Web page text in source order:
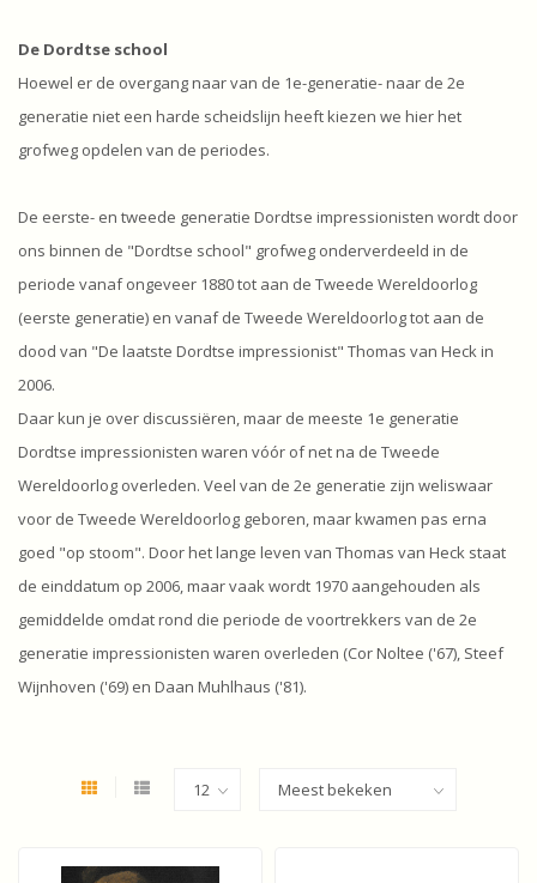
De Dordtse school
Hoewel er de overgang naar van de 1e-generatie- naar de 2e
generatie niet een harde scheidslijn heeft kiezen we hier het
grofweg opdelen van de periodes.
De eerste- en tweede generatie Dordtse impressionisten wordt door
ons binnen de "Dordtse school" grofweg onderverdeeld in de
periode vanaf ongeveer 1880 tot aan de Tweede Wereldoorlog
(eerste generatie) en vanaf de Tweede Wereldoorlog tot aan de
dood van "De laatste Dordtse impressionist" Thomas van Heck in
2006.
Daar kun je over discussiëren, maar de meeste 1e generatie
Dordtse impressionisten waren vóór of net na de Tweede
Wereldoorlog overleden. Veel van de 2e generatie zijn weliswaar
voor de Tweede Wereldoorlog geboren, maar kwamen pas erna
goed "op stoom". Door het lange leven van Thomas van Heck staat
de einddatum op 2006, maar vaak wordt 1970 aangehouden als
gemiddelde omdat rond die periode de voortrekkers van de 2e
generatie impressionisten waren overleden (Cor Noltee ('67), Steef
Wijnhoven ('69) en Daan Muhlhaus ('81).